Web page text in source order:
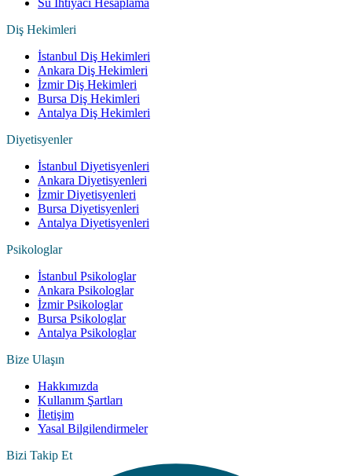
Su İhtiyacı Hesaplama
Diş Hekimleri
İstanbul Diş Hekimleri
Ankara Diş Hekimleri
İzmir Diş Hekimleri
Bursa Diş Hekimleri
Antalya Diş Hekimleri
Diyetisyenler
İstanbul Diyetisyenleri
Ankara Diyetisyenleri
İzmir Diyetisyenleri
Bursa Diyetisyenleri
Antalya Diyetisyenleri
Psikologlar
İstanbul Psikologlar
Ankara Psikologlar
İzmir Psikologlar
Bursa Psikologlar
Antalya Psikologlar
Bize Ulaşın
Hakkımızda
Kullanım Şartları
İletişim
Yasal Bilgilendirmeler
Bizi Takip Et